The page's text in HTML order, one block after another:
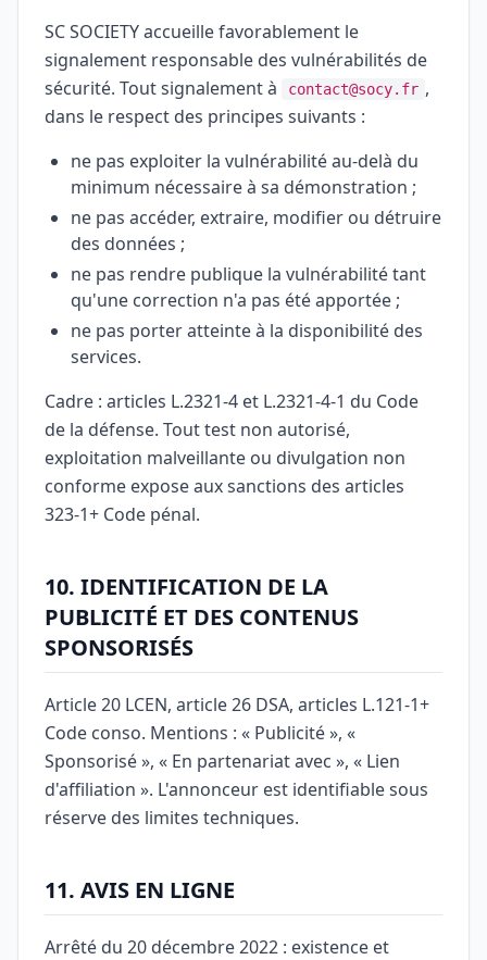
SC SOCIETY accueille favorablement le
signalement responsable des vulnérabilités de
sécurité. Tout signalement à
contact@socy.fr ,
dans le respect des principes suivants :
ne pas exploiter la vulnérabilité au-delà du
minimum nécessaire à sa démonstration ;
ne pas accéder, extraire, modifier ou détruire
des données ;
ne pas rendre publique la vulnérabilité tant
qu'une correction n'a pas été apportée ;
ne pas porter atteinte à la disponibilité des
services.
Cadre : articles L.2321-4 et L.2321-4-1 du Code
de la défense. Tout test non autorisé,
exploitation malveillante ou divulgation non
conforme expose aux sanctions des articles
323-1+ Code pénal.
10. IDENTIFICATION DE LA
PUBLICITÉ ET DES CONTENUS
SPONSORISÉS
Article 20 LCEN, article 26 DSA, articles L.121-1+
Code conso. Mentions : « Publicité », «
Sponsorisé », « En partenariat avec », « Lien
d'affiliation ». L'annonceur est identifiable sous
réserve des limites techniques.
11. AVIS EN LIGNE
Arrêté du 20 décembre 2022 : existence et